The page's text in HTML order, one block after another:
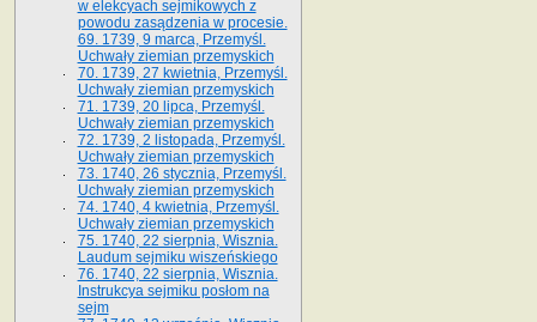
w elekcyach sejmikowych z
powodu zasądzenia w procesie.
69. 1739, 9 marca, Przemyśl.
Uchwały ziemian przemyskich
70. 1739, 27 kwietnia, Przemyśl.
Uchwały ziemian przemyskich
71. 1739, 20 lipca, Przemyśl.
Uchwały ziemian przemyskich
72. 1739, 2 listopada, Przemyśl.
Uchwały ziemian przemyskich
73. 1740, 26 stycznia, Przemyśl.
Uchwały ziemian przemyskich
74. 1740, 4 kwietnia, Przemyśl.
Uchwały ziemian przemyskich
75. 1740, 22 sierpnia, Wisznia.
Laudum sejmiku wiszeńskiego
76. 1740, 22 sierpnia, Wisznia.
Instrukcya sejmiku posłom na
sejm